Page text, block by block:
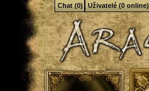
Chat (0) Uživatelé (0 online)